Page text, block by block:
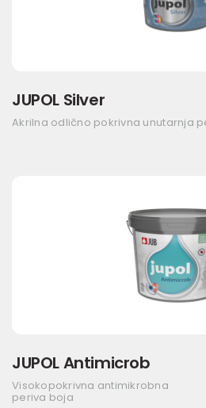
JUPOL Silver
Akrilna odlično pokrivna unutarnja
JUPOL Antimicrob
Visokopokrivna antimikrobna
periva boja